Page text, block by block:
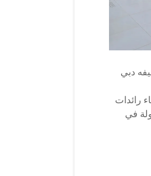
دبي
رائدات
في